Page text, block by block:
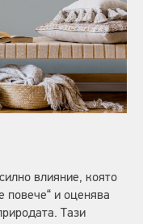
влияние, която
повече“ и оценява
Тази